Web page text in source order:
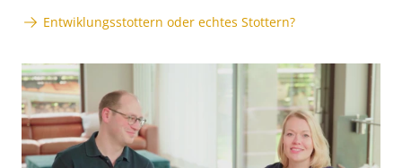
Entwiklungsstottern oder echtes Stottern?